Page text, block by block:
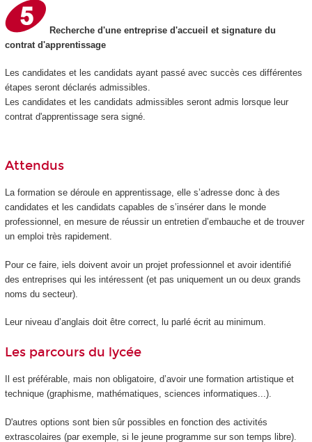
Recherche d'une entreprise d'accueil et signature du
contrat d'apprentissage
Les candidates et les candidats ayant passé avec succès ces différentes
étapes seront déclarés admissibles.
Les candidates et les candidats admissibles seront admis lorsque leur
contrat d'apprentissage sera signé.
Attendus
La formation se déroule en apprentissage, elle s’adresse donc à des
candidates et les candidats capables de s’insérer dans le monde
professionnel, en mesure de réussir un entretien d’embauche et de trouver
un emploi très rapidement.
Pour ce faire, iels doivent avoir un projet professionnel et avoir identifié
des entreprises qui les intéressent (et pas uniquement un ou deux grands
noms du secteur).
Leur niveau d’anglais doit être correct, lu parlé écrit au minimum.
Les parcours du lycée
Il est préférable, mais non obligatoire, d’avoir une formation artistique et
technique (graphisme, mathématiques, sciences informatiques...).
D'autres options sont bien sûr possibles en fonction des activités
extrascolaires (par exemple, si le jeune programme sur son temps libre).